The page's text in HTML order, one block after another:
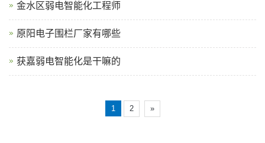
金水区弱电智能化工程师
原阳电子围栏厂家有哪些
获嘉弱电智能化是干嘛的
1 2 »